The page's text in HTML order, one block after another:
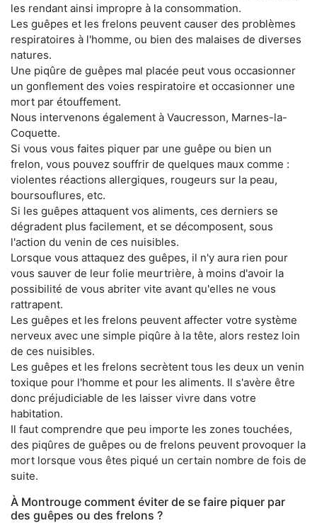
les rendant ainsi impropre à la consommation.
Les guêpes et les frelons peuvent causer des problèmes
respiratoires à l'homme, ou bien des malaises de diverses
natures.
Une piqûre de guêpes mal placée peut vous occasionner
un gonflement des voies respiratoire et occasionner une
mort par étouffement.
Nous intervenons également à Vaucresson, Marnes-la-
Coquette.
Si vous vous faites piquer par une guêpe ou bien un
frelon, vous pouvez souffrir de quelques maux comme :
violentes réactions allergiques, rougeurs sur la peau,
boursouflures, etc.
Si les guêpes attaquent vos aliments, ces derniers se
dégradent plus facilement, et se décomposent, sous
l'action du venin de ces nuisibles.
Lorsque vous attaquez des guêpes, il n'y aura rien pour
vous sauver de leur folie meurtrière, à moins d'avoir la
possibilité de vous abriter vite avant qu'elles ne vous
rattrapent.
Les guêpes et les frelons peuvent affecter votre système
nerveux avec une simple piqûre à la tête, alors restez loin
de ces nuisibles.
Les guêpes et les frelons secrètent tous les deux un venin
toxique pour l'homme et pour les aliments. Il s'avère être
donc préjudiciable de les laisser vivre dans votre
habitation.
Il faut comprendre que peu importe les zones touchées,
des piqûres de guêpes ou de frelons peuvent provoquer la
mort lorsque vous êtes piqué un certain nombre de fois de
suite.
À Montrouge comment éviter de se faire piquer par
des guêpes ou des frelons ?